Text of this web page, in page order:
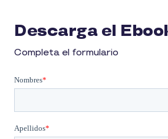
Descarga el
Completa el formulario